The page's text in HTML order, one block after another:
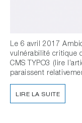
Le 6 avril 2017
vulnérabilité critique
CMS TYPO3 (lire
paraissent
LIRE LA SUITE